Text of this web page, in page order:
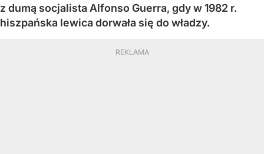
z dumą socjalista Alfonso Guerra, gdy w 1982 r.
hiszpańska lewica dorwała się do władzy.